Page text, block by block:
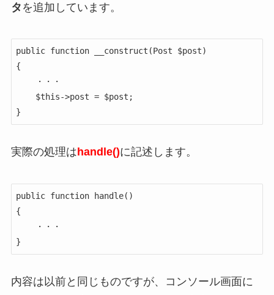
タ を追加しています。
public function __construct(Post $post)
{
}
実際の処理は handle()に記述します。
public function handle()
{
}
内容は以前と同じものですが、コンソール画面に